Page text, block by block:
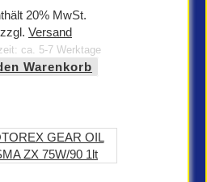
20% MwSt.
zzgl. Versand
ca. 5-7 Werktage
Warenkorb